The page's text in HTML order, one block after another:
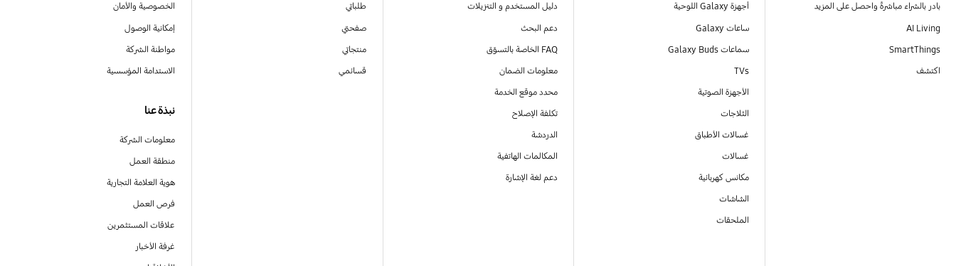
بادر بالشراء مباشرةً واحصل على المزيد
AI Living
SmartThings
اكتشف
أجهزة Galaxy اللوحية
ساعات Galaxy
سماعات Galaxy Buds
TVs
الأجهزة الصوتية
الثلاجات
غسالات الأطباق
غسالات
مكانس كهربائية
الشاشات
الملحقات
دليل المستخدم و التنزيلات
دعم البحث
FAQ الخاصة بالتسوّق
معلومات الضمان
محدد موقع الخدمة
تكلفة الإصلاح
الدردشة
المكالمات الهاتفية
دعم لغة الإشارة
طلباتي
صفحتي
منتجاتي
قسائمي
الخصوصية والأمان
إمكانية الوصول
مواطنة الشركة
الاستدامة المؤسسية
نبذة عنا
معلومات الشركة
منطقة العمل
هوية العلامة التجارية
فرص العمل
علاقات المستثمرين
غرفة الأخبار